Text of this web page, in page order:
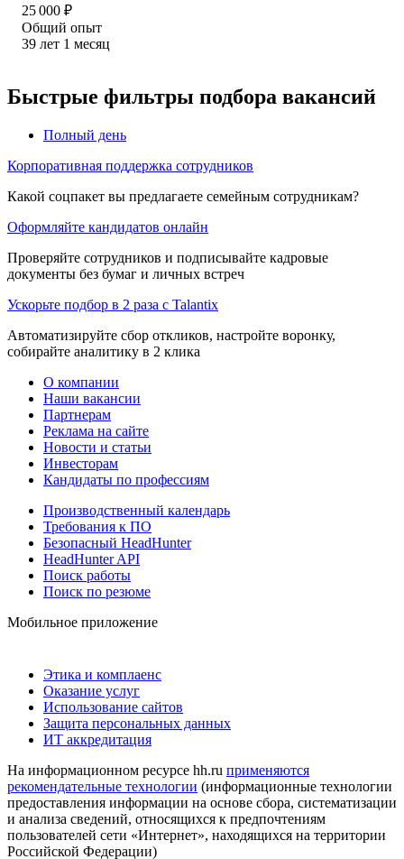
25 000 ₽
Общий опыт
39 лет 1 месяц
Быстрые фильтры подбора вакансий
Полный день
Корпоративная поддержка сотрудников
Какой соцпакет вы предлагаете семейным сотрудникам?
Оформляйте кандидатов онлайн
Проверяйте сотрудников и подписывайте кадровые
документы без бумаг и личных встреч
Ускорьте подбор в 2 раза с Talantix
Автоматизируйте сбор откликов, настройте воронку,
собирайте аналитику в 2 клика
О компании
Наши вакансии
Партнерам
Реклама на сайте
Новости и статьи
Инвесторам
Кандидаты по профессиям
Производственный календарь
Требования к ПО
Безопасный HeadHunter
HeadHunter API
Поиск работы
Поиск по резюме
Мобильное приложение
Этика и комплаенс
Оказание услуг
Использование сайтов
Защита персональных данных
ИТ аккредитация
На информационном ресурсе hh.ru применяются
рекомендательные технологии (информационные технологии
предоставления информации на основе сбора, систематизации
и анализа сведений, относящихся к предпочтениям
пользователей сети «Интернет», находящихся на территории
Российской Федерации)